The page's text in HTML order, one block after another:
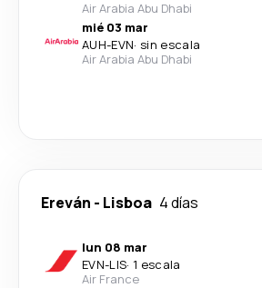
Air Arabia Abu Dhabi
mié 03 mar
AUH-EVN· sin escala
Air Arabia Abu Dhabi
Ereván - Lisboa 4 días
lun 08 mar
EVN-LIS· 1 escala
Air France